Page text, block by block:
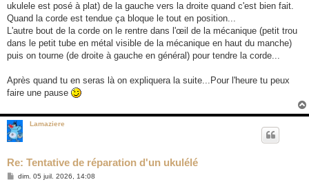
ukulele est posé à plat) de la gauche vers la droite quand c'est bien fait.
Quand la corde est tendue ça bloque le tout en position...
L'autre bout de la corde on le rentre dans l'œil de la mécanique (petit trou
dans le petit tube en métal visible de la mécanique en haut du manche)
puis on tourne (de droite à gauche en général) pour tendre la corde...
Après quand tu en seras là on expliquera la suite...Pour l'heure tu peux
faire une pause
Lamaziere
Re: Tentative de réparation d'un ukulélé
Mdim. 05 juil. 2026, 14:08